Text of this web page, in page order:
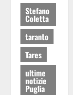
Stefano
Coletta
taranto
Tares
ultime
notizie
Puglia